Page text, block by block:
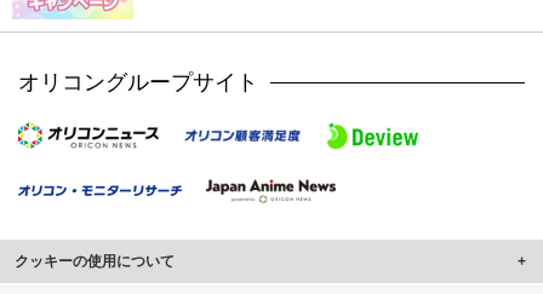
オリコングループサイト
クッキーの使用について